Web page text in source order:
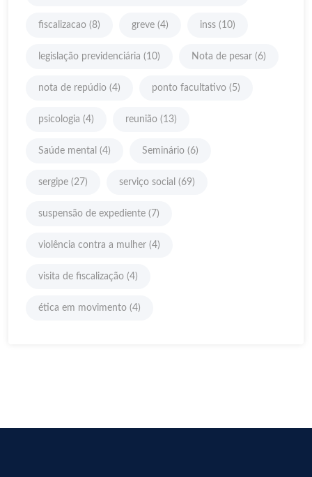
fiscalizacao (8) greve (4) inss (10)
legislação previdenciária (10) Nota de pesar (6)
nota de repúdio (4) ponto facultativo (5)
psicologia (4) reunião (13)
Saúde mental (4) Seminário (6)
sergipe (27) serviço social (69)
suspensão de expediente (7)
violência contra a mulher (4)
visita de fiscalização (4)
ética em movimento (4)